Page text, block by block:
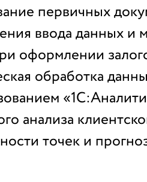
первичных
ввода данных и
оформлении
обработка
анализа
точек и